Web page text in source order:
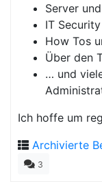
Server
IT Security
How Tos
Über den
… und
Ich hoffe um
Archivierte
3